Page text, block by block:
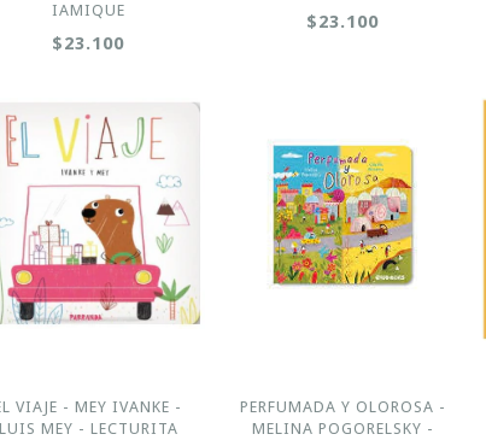
IAMIQUE
$23.100
$23.100
VIAJE - MEY IVANKE -
LUIS MEY - LECTURITA
PERFUMADA Y OLOROSA -
MELINA POGORELSKY -